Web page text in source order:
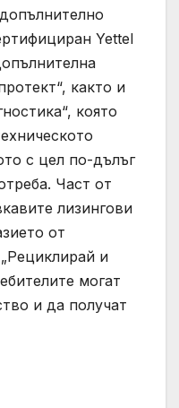
Yettel
както и
която
с цел по-дълъг
Част от
лизингови
от
и
могат
и да получат